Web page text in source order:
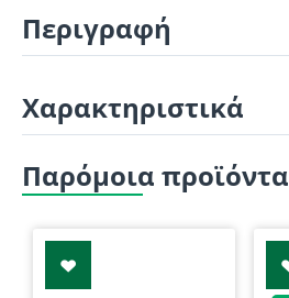
Περιγραφή
Χαρακτηριστικά
Παρόμοια προϊόντα